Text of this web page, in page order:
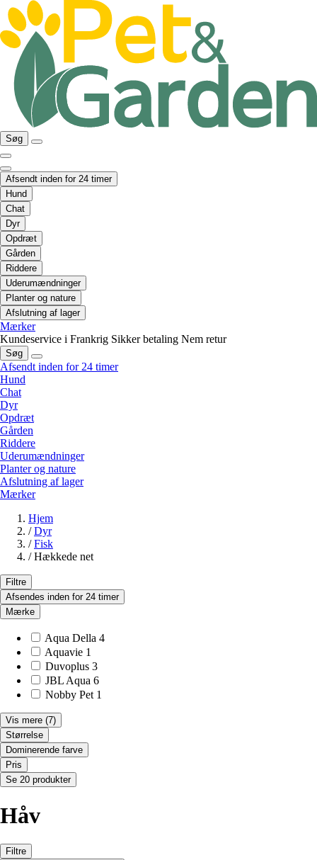
Søg
Afsendt inden for 24 timer
Hund
Chat
Dyr
Opdræt
Gården
Riddere
Uderumændninger
Planter og nature
Afslutning af lager
Mærker
Kundeservice i Frankrig Sikker betaling Nem retur
Søg
Afsendt inden for 24 timer
Hund
Chat
Dyr
Opdræt
Gården
Riddere
Uderumændninger
Planter og nature
Afslutning af lager
Mærker
Hjem
/ Dyr
/ Fisk
/ Hækkede net
Filtre
Afsendes inden for 24 timer
Mærke
Aqua Della 4
Aquavie 1
Duvoplus 3
JBL Aqua 6
Nobby Pet 1
Vis mere (7)
Størrelse
Dominerende farve
Pris
Se 20 produkter
Håv
Filtre